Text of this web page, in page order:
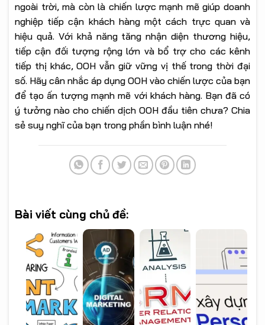
ngoài trời, mà còn là chiến lược mạnh mẽ giúp doanh
nghiệp tiếp cận khách hàng một cách trực quan và
hiệu quả. Với khả năng tăng nhận diện thương hiệu,
tiếp cận đối tượng rộng lớn và bổ trợ cho các kênh
tiếp thị khác, OOH vẫn giữ vững vị thế trong thời đại
số. Hãy cân nhắc áp dụng OOH vào chiến lược của bạn
để tạo ấn tượng mạnh mẽ với khách hàng. Bạn đã có
ý tưởng nào cho chiến dịch OOH đầu tiên chưa? Chia
sẻ suy nghĩ của bạn trong phần bình luận nhé!
Bài viết cùng chủ đề: